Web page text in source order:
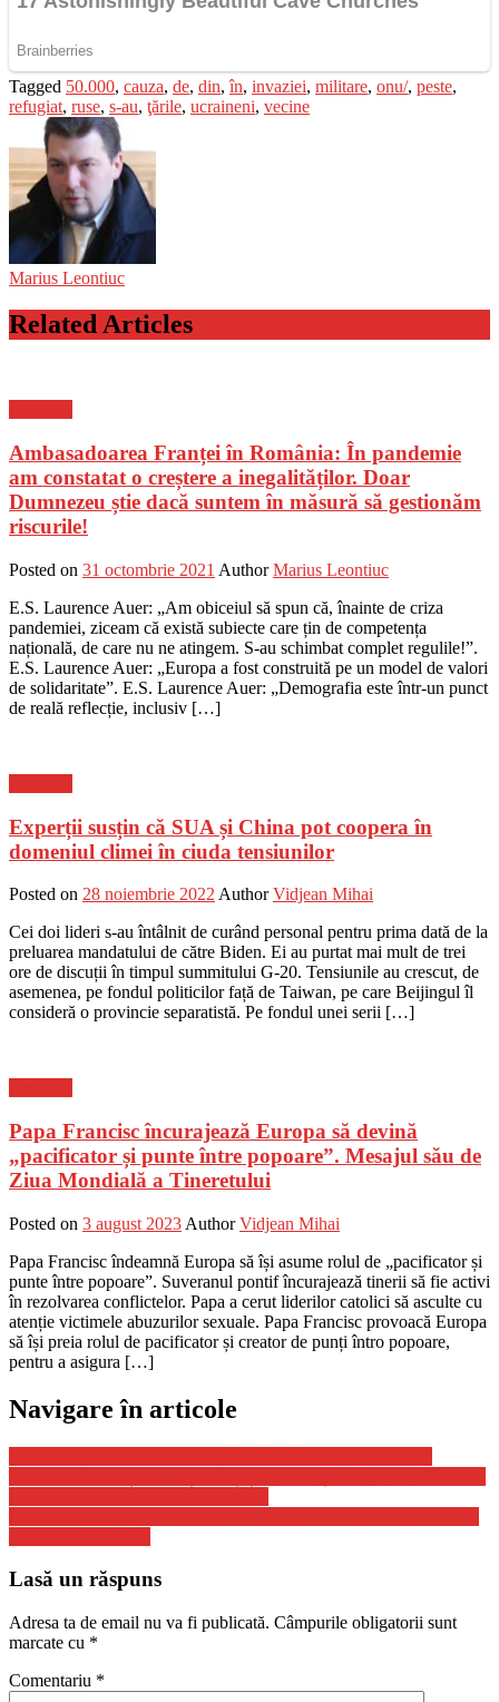
Tagged 50.000, cauza, de, din,în, invaziei, militare, onu/, peste,
refugiat, ruse, s-au, ţările, ucraineni, vecine
Marius Leontiuc
Related Articles
Ambasadoarea Franței în România: În pandemie
am constatat o creștere a inegalităților. Doar
Dumnezeu știe dacă suntem în măsură să gestionăm
riscurile!
Posted on 31 octombrie 2021 Author Marius Leontiuc
E.S. Laurence Auer: „Am obiceiul să spun că, înainte de criza
pandemiei, ziceam că există subiecte care țin de competența
națională, de care nu ne atingem. S-au schimbat complet regulile!”.
E.S. Laurence Auer: „Europa a fost construită pe un model de valori
de solidaritate”. E.S. Laurence Auer: „Demografia este într-un punct
de reală reflecție, inclusiv […]
Experții susțin că SUA și China pot coopera în
domeniul climei în ciuda tensiunilor
Posted on 28 noiembrie 2022 Author Vidjean Mihai
Cei doi lideri s-au întâlnit de curând personal pentru prima dată de la
preluarea mandatului de către Biden. Ei au purtat mai mult de trei
ore de discuții în timpul summitului G-20. Tensiunile au crescut, de
asemenea, pe fondul politicilor față de Taiwan, pe care Beijingul îl
consideră o provincie separatistă. Pe fondul unei serii […]
Papa Francisc încurajează Europa să devină
„pacificator și punte între popoare”. Mesajul său de
Ziua Mondială a Tineretului
Posted on 3 august 2023 Author Vidjean Mihai
Papa Francisc îndeamnă Europa să își asume rolul de „pacificator și
punte între popoare”. Suveranul pontif încurajează tinerii să fie activi
în rezolvarea conflictelor. Papa a cerut liderilor catolici să asculte cu
atenție victimele abuzurilor sexuale. Papa Francisc provoacă Europa
să își preia rolul de pacificator și creator de punți întro popoare,
pentru a asigura […]
Navigare în articole
Lasă un răspuns
Adresa ta de email nu va fi publicată. Câmpurile obligatorii sunt
marcate cu *
Comentariu *